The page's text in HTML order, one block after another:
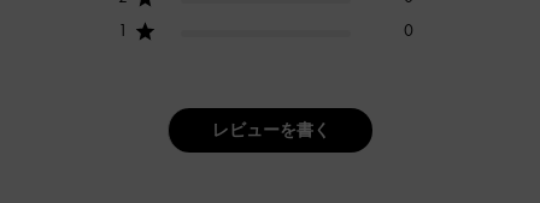
1
0
レビューを書く